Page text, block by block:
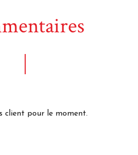
client pour le moment.